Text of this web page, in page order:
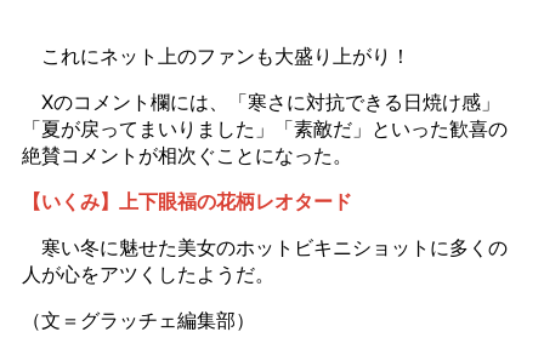
これにネット上のファンも大盛り上がり！
Xのコメント欄には、「寒さに対抗できる日焼け感」
「夏が戻ってまいりました」「素敵だ」といった歓喜の
絶賛コメントが相次ぐことになった。
【いくみ】上下眼福の花柄レオタード
寒い冬に魅せた美女のホットビキニショットに多くの
人が心をアツくしたようだ。
（文＝グラッチェ編集部）